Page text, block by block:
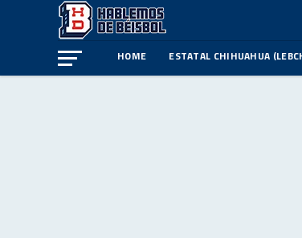
HOME ESTATAL CHIHUAHUA